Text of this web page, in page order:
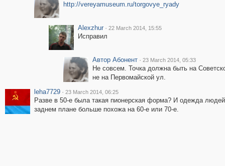
http://vereyamuseum.ru/torgovye_ryady
Alexzhur · 22 March 2014, 15:55
Исправил
Автор Абонент · 23 March 2014, 05:33
Не совсем. Точка должна быть на
не на Первомайской ул.
leha7729 · 23 March 2014, 06:25
Разве в 50-е была такая пионерская форма? И одежда
заднем плане больше похожа на 60-е или 70-е.